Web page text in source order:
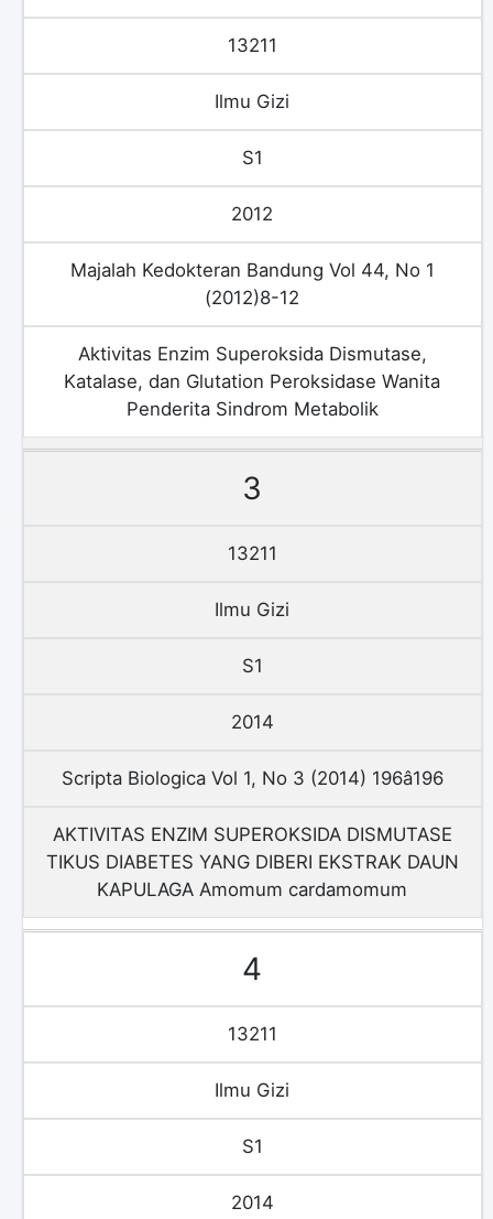
13211
Ilmu Gizi
S1
2012
Majalah Kedokteran Bandung Vol 44, No 1
(2012)8-12
Aktivitas Enzim Superoksida Dismutase,
Katalase, dan Glutation Peroksidase Wanita
Penderita Sindrom Metabolik
3
13211
Ilmu Gizi
S1
2014
Scripta Biologica Vol 1, No 3 (2014) 196â196
AKTIVITAS ENZIM SUPEROKSIDA DISMUTASE
TIKUS DIABETES YANG DIBERI EKSTRAK DAUN
KAPULAGA Amomum cardamomum
4
13211
Ilmu Gizi
S1
2014